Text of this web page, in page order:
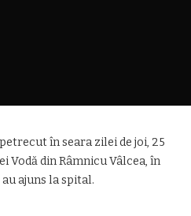
în seara zilei de joi, 25
Vodă din Râmnicu Vâlcea, în
ajuns la spital.